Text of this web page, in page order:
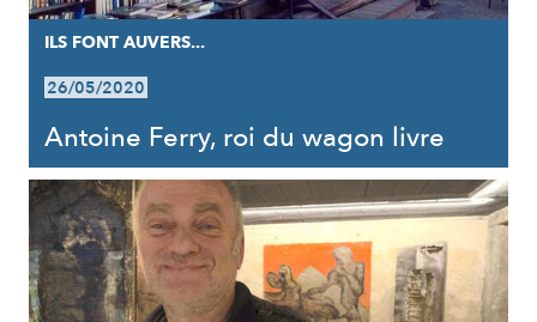
ILS FONT AUVERS...
26/05/2020
Antoine Ferry, roi du wagon livre